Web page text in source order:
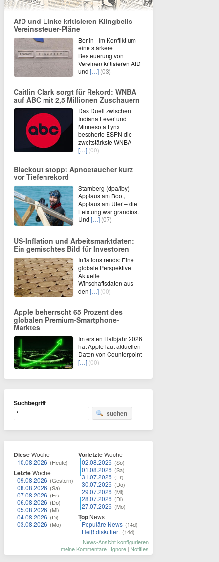
AfD und Linke kritisieren Klingbeils
Vereinssteuer-Pläne
Berlin - Im Konflikt um
eine stärkere
Besteuerung von
Vereinen kritisieren AfD
und […] (03)
Caitlin Clark sorgt für Rekord: WNBA
auf ABC mit 2,5 Millionen Zuschauern
Das Duell zwischen
Indiana Fever und
Minnesota Lynx
bescherte ESPN die
zweitstärkste WNBA-
[…] (00)
Blackout stoppt Apnoetaucher kurz
vor Tiefenrekord
Starnberg (dpa/lby) -
Applaus am Boot,
Applaus am Ufer – die
Leistung war grandios.
Und […] (07)
US-Inflation und Arbeitsmarktdaten:
Ein gemischtes Bild für Investoren
Inflationstrends: Eine
globale Perspektive
Aktuelle
Wirtschaftsdaten aus
den […] (00)
Apple beherrscht 65 Prozent des
globalen Premium-Smartphone-
Marktes
Im ersten Halbjahr 2026
hat Apple laut aktuellen
Daten von Counterpoint
[…] (00)
Suchbegriff
suchen
DieseWoche
10.08.2026 (Heute)
LetzteWoche
09.08.2026 (Gestern)
08.08.2026 (Sa)
07.08.2026 (Fr)
06.08.2026 (Do)
05.08.2026 (Mi)
04.08.2026 (Di)
03.08.2026 (Mo)
VorletzteWoche
02.08.2026 (So)
01.08.2026 (Sa)
31.07.2026 (Fr)
30.07.2026 (Do)
29.07.2026 (Mi)
28.07.2026 (Di)
27.07.2026 (Mo)
Top News
Populäre News (14d)
Heiß diskutiert (14d)
News-Ansicht konfigurieren
meine Kommentare | Ignore | Notifies